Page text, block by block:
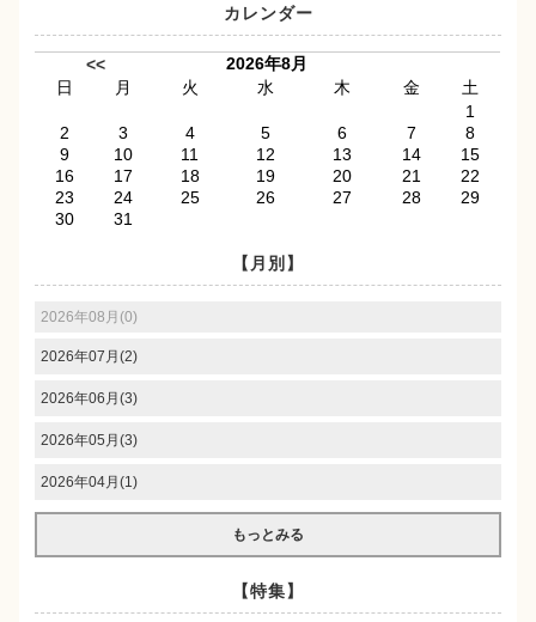
カレンダー
<<
2026年8月
日
月 火 水 木 金
土
1
2
3 4 5 6 7
8
9
10 11 12 13 14
15
16
17 18 19 20 21
22
23
24 25 26 27 28
29
30
31
【月別】
2026年08月(0)
2026年07月(2)
2026年06月(3)
2026年05月(3)
2026年04月(1)
もっとみる
【特集】